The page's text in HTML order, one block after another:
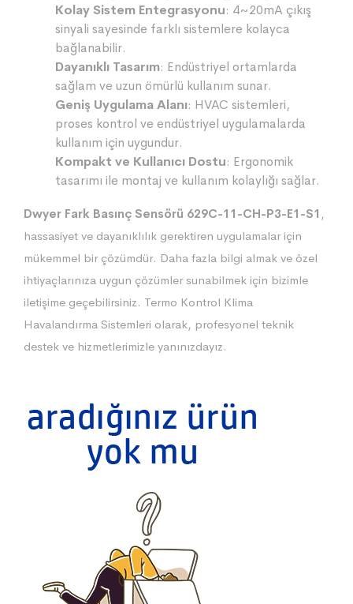
Kolay Sistem Entegrasyonu: 4~20mA çıkış
sinyali sayesinde farklı sistemlere kolayca
bağlanabilir.
Dayanıklı Tasarım: Endüstriyel ortamlarda
sağlam ve uzun ömürlü kullanım sunar.
Geniş Uygulama Alanı: HVAC sistemleri,
proses kontrol ve endüstriyel uygulamalarda
kullanım için uygundur.
Kompakt ve Kullanıcı Dostu: Ergonomik
tasarımı ile montaj ve kullanım kolaylığı sağlar.
Dwyer Fark Basınç Sensörü 629C-11-CH-P3-E1-S1 ,
hassasiyet ve dayanıklılık gerektiren uygulamalar için
mükemmel bir çözümdür. Daha fazla bilgi almak ve özel
ihtiyaçlarınıza uygun çözümler sunabilmek için bizimle
iletişime geçebilirsiniz. Termo Kontrol Klima
Havalandırma Sistemleri olarak, profesyonel teknik
destek ve hizmetlerimizle yanınızdayız.